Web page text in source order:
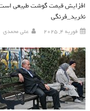
نخرید_فرنگی
فوریه 4, 2025 علی محمدی